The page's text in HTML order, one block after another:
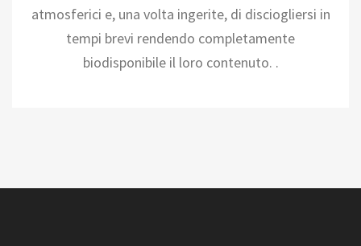
atmosferici e, una volta ingerite, di disciogliersi in
tempi brevi rendendo completamente
biodisponibile il loro contenuto. .